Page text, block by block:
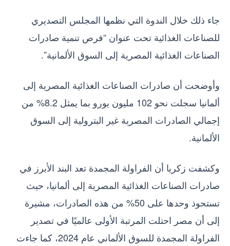
جاء ذلك خلال الندوة التي نظمها المجلس التصديري
للصناعات الغذائية تحت عنوان “فرص تنمية صادرات
الصناعات الغذائية المصرية إلى السوق الألمانية”.
وأوضحت أن صادرات الصناعات الغذائية المصرية إلى
ألمانيا سجلت نحو 102 مليون يورو بما يمثل 8.2% من
إجمالي الصادرات المصرية غير البترولية إلى السوق
الألمانية.
وكشفت زكريا أن الفراولة المجمدة تعد البند الأبرز في
صادرات الصناعات الغذائية المصرية إلى ألمانيا، حيث
تستحوذ وحدها على 50% من هذه الصادرات، مشيرة
إلى أن مصر احتلت المرتبة الأولى عالميًا في تصدير
الفراولة المجمدة للسوق الألماني عام 2024، كما جاءت